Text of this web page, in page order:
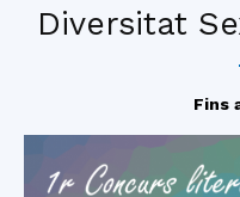
Diversitat
Fins